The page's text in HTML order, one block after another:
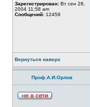
Зарегистрирован: Вт сен 28,
2004 11:58 am
Сообщений: 12459
Вернуться наверх
Проф.А.И.Орлов